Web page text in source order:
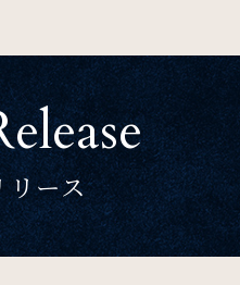
CLOSE
リース